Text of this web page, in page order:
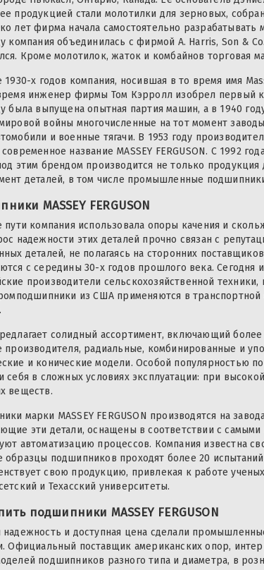
продукцией стали молотилки для зерновых,
лет фирма начала самостоятельно
компания объединилась с фирмой A. Harris, Son &
Кроме молотилок, жаток и комбайнов торговая
1930-х годов компания, носившая в то время имя
инженер фирмы Том Кэрролл изобрел первый
была выпущена опытная партия машин, а в 1940
войны многочисленные на тот момент
и военные тягачи. В 1953 году
современное название MASSEY FERGUSON. С 1992
этим брендом производится не только
деталей, в том числе промышленные
MASSEY FERGUSON
пути компания использовала опоры качения и
надежности этих деталей прочно связан с
деталей, не полагаясь на сторонних
с середины 30-х годов прошлого века. Сегодня
производители сельскохозяйственной
из США применяются в
солидный ассортимент, включающий
производителя, радиальные, комбинированные и
и конические модели. Особой популярностью
себя в сложных условиях эксплуатации: при
веществ.
марки MASSEY FERGUSON производятся на
эти детали, оснащены в соответствии с
автоматизацию процессов. Компания известна
образцы подшипников проходят более 20
свою продукцию, привлекая к работе
и Техасский университеты.
подшипники MASSEY FERGUSON
надежность и доступная цена сделали
Официальный поставщик американских опор,
подшипников разного типа и диаметра, в